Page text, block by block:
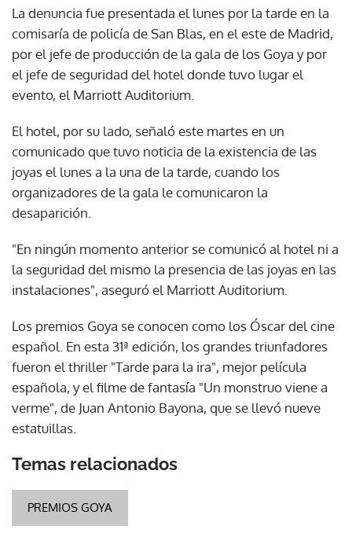
La denuncia fue presentada el lunes por la tarde en la
comisaría de policía de San Blas, en el este de Madrid,
por el jefe de producción de la gala de los Goya y por
el jefe de seguridad del hotel donde tuvo lugar el
evento, el Marriott Auditorium.
El hotel, por su lado, señaló este martes en un
comunicado que tuvo noticia de la existencia de las
joyas el lunes a la una de la tarde, cuando los
organizadores de la gala le comunicaron la
desaparición.
"En ningún momento anterior se comunicó al hotel ni a
la seguridad del mismo la presencia de las joyas en las
instalaciones", aseguró el Marriott Auditorium.
Los premios Goya se conocen como los Óscar del cine
español. En esta 31ª edición, los grandes triunfadores
fueron el thriller "Tarde para la ira", mejor película
española, y el filme de fantasía "Un monstruo viene a
verme", de Juan Antonio Bayona, que se llevó nueve
estatuillas.
Temas relacionados
PREMIOS GOYA